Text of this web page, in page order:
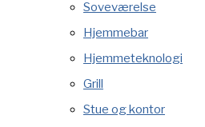
Soveværelse
Hjemmebar
Hjemmeteknologi
Grill
Stue og kontor